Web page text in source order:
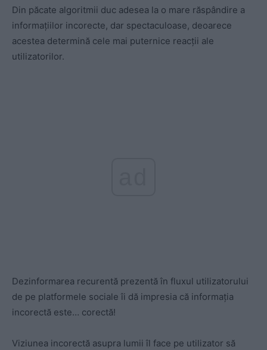
Din păcate algoritmii duc adesea la o mare răspândire a
informațiilor incorecte, dar spectaculoase, deoarece
acestea determină cele mai puternice reacții ale
utilizatorilor.
Dezinformarea recurentă prezentă în fluxul utilizatorului
de pe platformele sociale îi dă impresia că informația
incorectă este… corectă!
Viziunea incorectă asupra lumii îl face pe utilizator să